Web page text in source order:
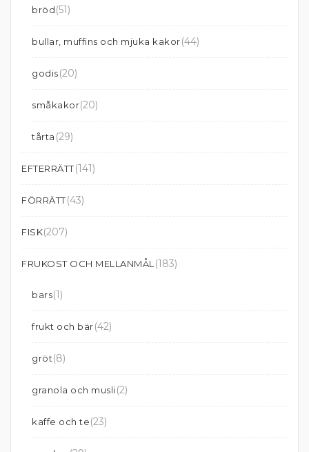
bröd(51)
bullar, muffins och mjuka kakor(44)
godis(20)
småkakor(20)
tårta (29)
EFTERRÄTT(141)
FÖRRÄTT(43)
FISK(207)
FRUKOST OCH MELLANMÅL (183)
bars(1)
frukt och bär(42)
gröt(8)
granola och musli(2)
kaffe och te(23)